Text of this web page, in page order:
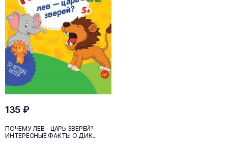
135 ₽
ПОЧЕМУ ЛЕВ - ЦАРЬ ЗВЕРЕЙ?
ИНТЕРЕСНЫЕ ФАКТЫ О ДИК...